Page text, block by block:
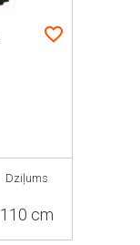
Dziļums
110 cm